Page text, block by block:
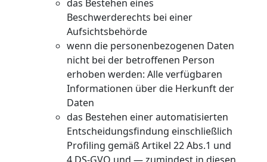
das Bestehen eines
Beschwerderechts bei einer
Aufsichtsbehörde
wenn die personenbezogenen Daten
nicht bei der betroffenen Person
erhoben werden: Alle verfügbaren
Informationen über die Herkunft der
Daten
das Bestehen einer automatisierten
Entscheidungsfindung einschließlich
Profiling gemäß Artikel 22 Abs.1 und
4 DS-GVO und — zumindest in diesen